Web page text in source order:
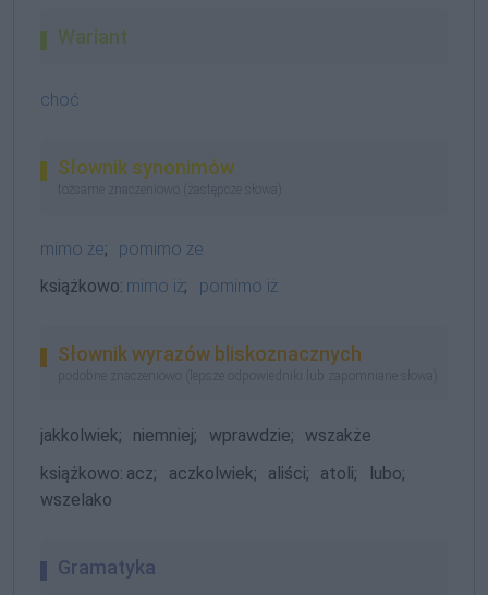
Wariant
choć
Słownik synonimów
tożsame znaczeniowo (zastępcze słowa)
mimo że;
pomimo że
książkowo: mimo iż; pomimo iż
Słownik wyrazów bliskoznacznych
podobne znaczeniowo (lepsze odpowiedniki lub zapomniane słowa)
jakkolwiek; niemniej; wprawdzie; wszakże
książkowo: acz; aczkolwiek; aliści; atoli;
lubo;
wszelako
Gramatyka